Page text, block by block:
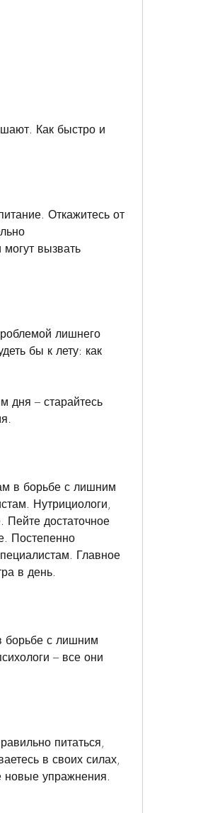
Откажитесь от
вызвать
лишнего
бы к лету: как
дня – старайтесь
в борьбе с лишним
Нутрициологи,
Пейте достаточное
Постепенно
Главное
в день.
борьбе с лишним
– все они
питаться,
в своих силах,
новые упражнения.